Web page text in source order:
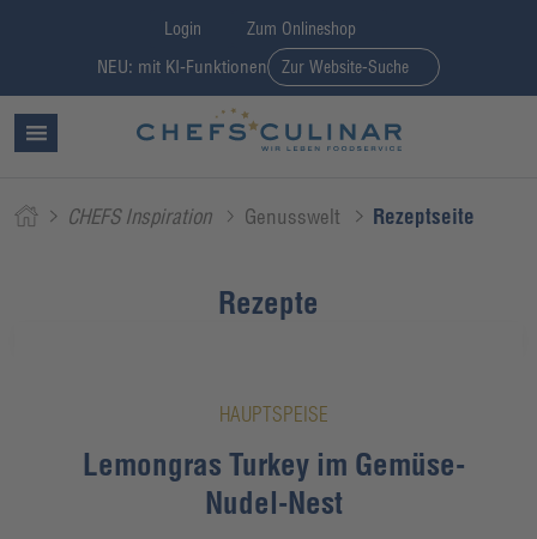
Login Zum Onlineshop
NEU: mit KI-Funktionen Zur Website-Suche
CHEFS Inspiration Genusswelt Rezeptseite
Rezepte
HAUPTSPEISE
Lemongras Turkey im Gemüse-
Nudel-Nest